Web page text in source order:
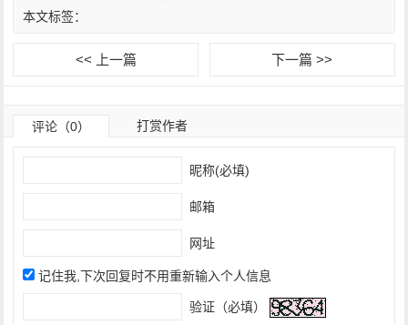
本文标签：
<< 上一篇 下一篇 >>
评论（0） 打赏作者
昵称(必填)
邮箱
网址
记住我,下次回复时不用重新输入个人信息
验证（必填）